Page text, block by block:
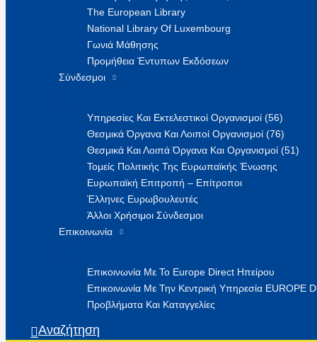
The European Library
National Library Of Luxembourg
Γωνιά Μάθησης
Προμήθεια Έντυπων Εκδόσεων
Σύνδεσμοι
Υπηρεσίες Και Εκτελεστικοί Οργανισμοί (56)
Θεσμικά Όργανα Και Λοιποί Οργανισμοί (76)
Θεσμικά Και Λοιπά Όργανα Και Οργανισμοί (51)
Τομείς Πολιτικής Της Ευρωπαϊκής Ένωσης
Ευρωπαϊκή Επιτροπή – Επίτροποι
Έλληνες Ευρωβουλευτές
Άλλοι Χρήσιμοι Σύνδεσμοι
Επικοινωνία
Επικοινωνία Με Το Europe Direct Ηπείρου
Επικοινωνία Με Την Κεντρική Υπηρεσία EUROPE
Προβλήματα Και Καταγγελίες
Αναζήτηση